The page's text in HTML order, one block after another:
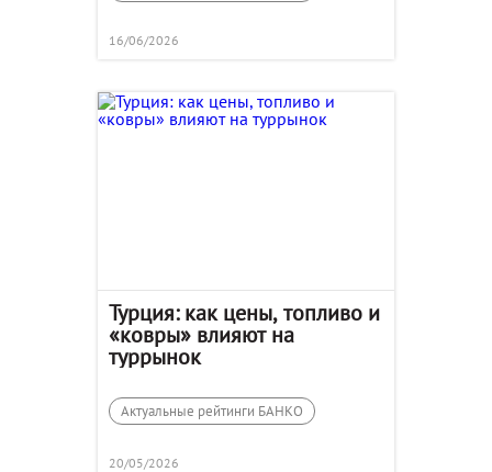
16/06/2026
Турция: как цены, топливо и
«ковры» влияют на
туррынок
Актуальные рейтинги БАНКО
20/05/2026